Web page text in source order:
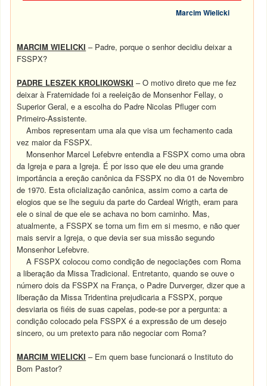
Marcim Wielicki
MARCIM WIELICKI – Padre, porque o senhor decidiu deixar a
FSSPX?
PADRE LESZEK KROLIKOWSKI – O motivo direto que me fez
deixar à Fraternidade foi a reeleição de Monsenhor Fellay, o
Superior Geral, e a escolha do Padre Nicolas Pfluger com
Primeiro-Assistente.
Ambos representam uma ala que visa um fechamento cada
vez maior da FSSPX.
Monsenhor Marcel Lefebvre entendia a FSSPX como uma obra
da Igreja e para a Igreja. É por isso que ele deu uma grande
importância a ereção canônica da FSSPX no dia 01 de Novembro
de 1970. Esta oficialização canônica, assim como a carta de
elogios que se lhe seguiu da parte do Cardeal Wrigth, eram para
ele o sinal de que ele se achava no bom caminho. Mas,
atualmente, a FSSPX se torna um fim em si mesmo, e não quer
mais servir a Igreja, o que devia ser sua missão segundo
Monsenhor Lefebvre.
A FSSPX colocou como condição de negociações com Roma
a liberação da Missa Tradicional. Entretanto, quando se ouve o
número dois da FSSPX na França, o Padre Durverger, dizer que a
liberação da Missa Tridentina prejudicaria a FSSPX, porque
desviaria os fiéis de suas capelas, pode-se por a pergunta: a
condição colocado pela FSSPX é a expressão de um desejo
sincero, ou um pretexto para não negociar com Roma?
MARCIM WIELICKI – Em quem base funcionará o Instituto do
Bom Pastor?